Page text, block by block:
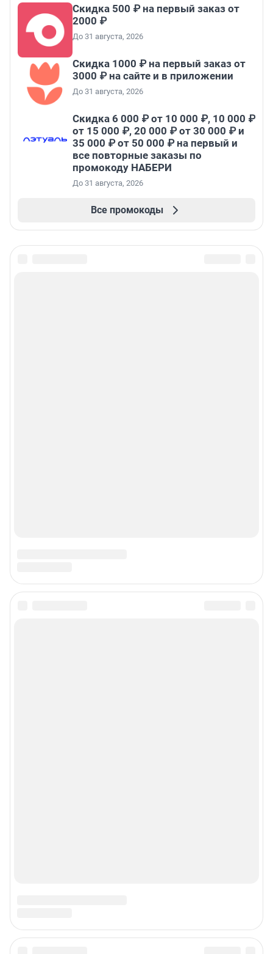
Скидка 500 ₽ на первый заказ от
2000 ₽
До 31 августа, 2026
Скидка 1000 ₽ на первый заказ от
3000 ₽ на сайте и в приложении
До 31 августа, 2026
Скидка 6 000 ₽ от 10 000 ₽, 10 000 ₽
от 15 000 ₽, 20 000 ₽ от 30 000 ₽ и
35 000 ₽ от 50 000 ₽ на первый и
все повторные заказы по
промокоду НАБЕРИ
До 31 августа, 2026
Все промокоды